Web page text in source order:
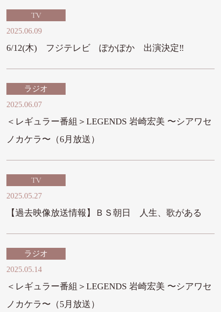
TV
2025.06.09
6/12(木) フジテレビ ぽかぽか 出演決定‼︎
ラジオ
2025.06.07
＜レギュラー番組＞LEGENDS 岩崎宏美 〜シアワセ
ノカケラ〜（6月放送）
TV
2025.05.27
【過去映像放送情報】ＢＳ朝日 人生、歌がある
ラジオ
2025.05.14
＜レギュラー番組＞LEGENDS 岩崎宏美 〜シアワセ
ノカケラ〜（5月放送）